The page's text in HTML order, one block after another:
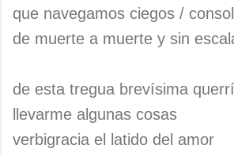
que navegamos ciegos /
de muerte a muerte y sin
de esta tregua brevísima
llevarme algunas cosas
verbigracia el latido del amor